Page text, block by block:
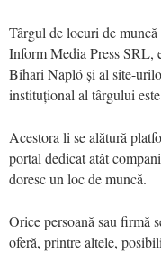
Târgul de locuri de
Inform Media Press SRL,
Bihari Napló și al site-
instituțional al târgului
Acestora li se alătură
portal dedicat atât
doresc un loc de muncă.
Orice persoană sau firmă
oferă, printre altele,